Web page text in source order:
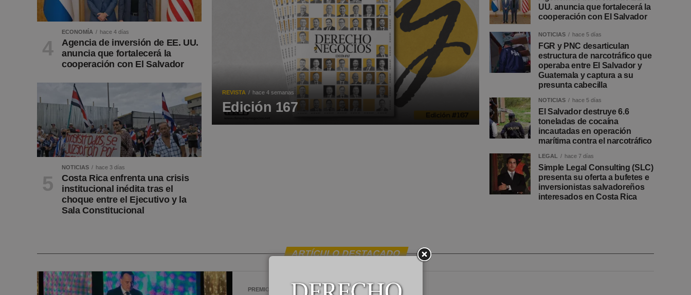
REVISTA hace 4 semanas
Edición 167
ECONOMÍA hace 4 días
Agencia de inversión de EE. UU.
anuncia que fortalecerá la
cooperación con El Salvador
NOTICIAS hace 3 días
Costa Rica enfrenta una crisis
institucional inédita tras el
choque entre el Ejecutivo y la
Sala Constitucional
UU. anuncia que fortalecerá la
cooperación con El Salvador
NOTICIAS hace 5 días
FGR y PNC desarticulan
estructura de narcotráfico que
operaba entre El Salvador y
Guatemala y captura a su
presunta cabecilla
NOTICIAS hace 5 días
El Salvador destruye 6.6
toneladas de cocaína
incautadas en operación
marítima contra el narcotráfico
LEGAL hace 7 días
Simple Legal Consulting (SLC)
presenta su oferta a bufetes e
inversionistas salvadoreños
interesados en Costa Rica
ARTÍCULO DESTACADO
PREMIOS DYN hace 2 meses